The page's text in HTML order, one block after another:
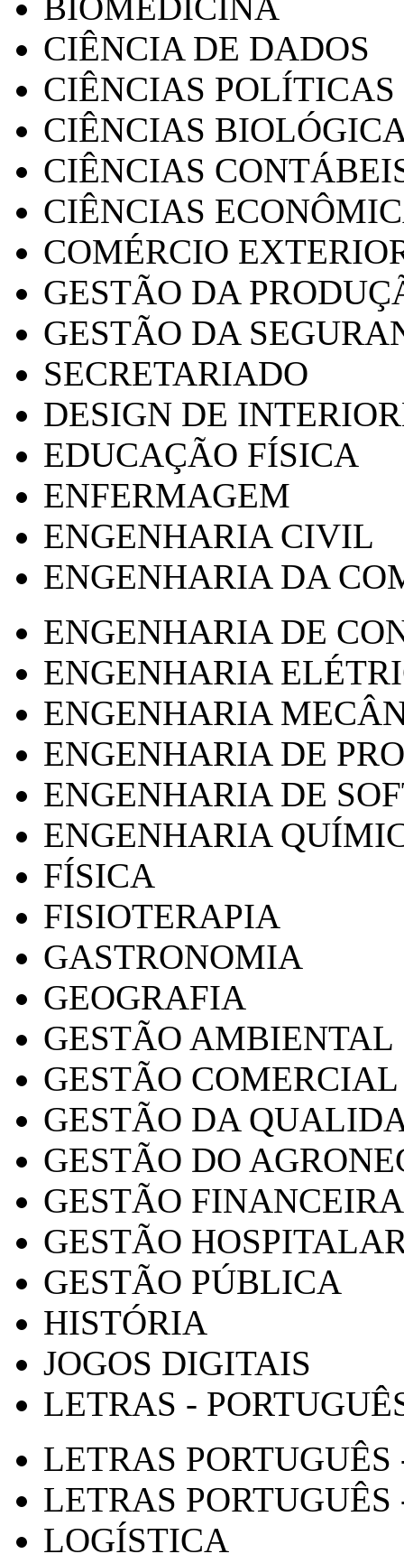
CIÊNCIA DE DADOS
CIÊNCIAS POLÍTICAS
CIÊNCIAS
CIÊNCIAS
CIÊNCIAS
COMÉRCIO
GESTÃO DA
GESTÃO DA
SECRETARIADO
DESIGN DE
EDUCAÇÃO FÍSICA
ENFERMAGEM
ENGENHARIA CIVIL
ENGENHARIA DA
ENGENHARIA DE
ENGENHARIA
ENGENHARIA
ENGENHARIA DE
ENGENHARIA DE
ENGENHARIA
FÍSICA
FISIOTERAPIA
GASTRONOMIA
GEOGRAFIA
GESTÃO AMBIENTAL
GESTÃO COMERCIAL
GESTÃO DA
GESTÃO DO
GESTÃO FINANCEIRA
GESTÃO
GESTÃO PÚBLICA
HISTÓRIA
JOGOS DIGITAIS
LETRAS -
LETRAS
LETRAS PORTUGUÊS
LOGÍSTICA